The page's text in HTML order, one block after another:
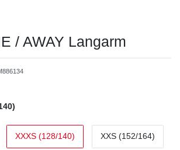
/ AWAY Langarm
XXXS (128/140) XXS (152/164)